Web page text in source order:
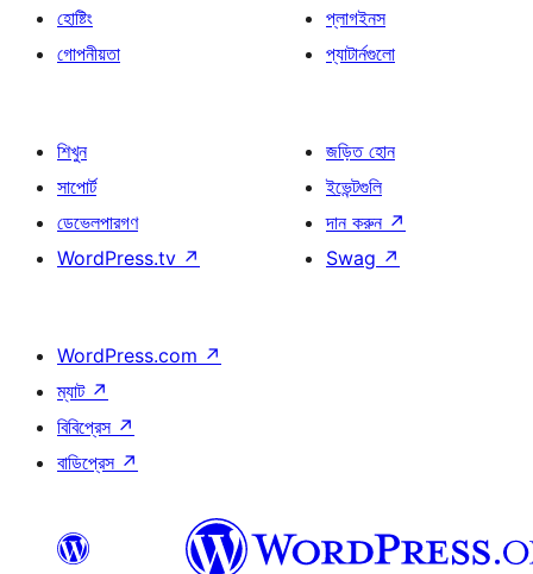
হোষ্টিং
গোপনীয়তা
প্লাগইনস
প্যাটার্নগুলো
শিখুন
সাপোর্ট
ডেভেলপারগণ
WordPress.tv ↗
জড়িত হোন
ইভেন্টগুলি
দান করুন ↗
Swag ↗
WordPress.com ↗
ম্যাট ↗
বিবিপ্রেস ↗
বাডিপ্রেস ↗